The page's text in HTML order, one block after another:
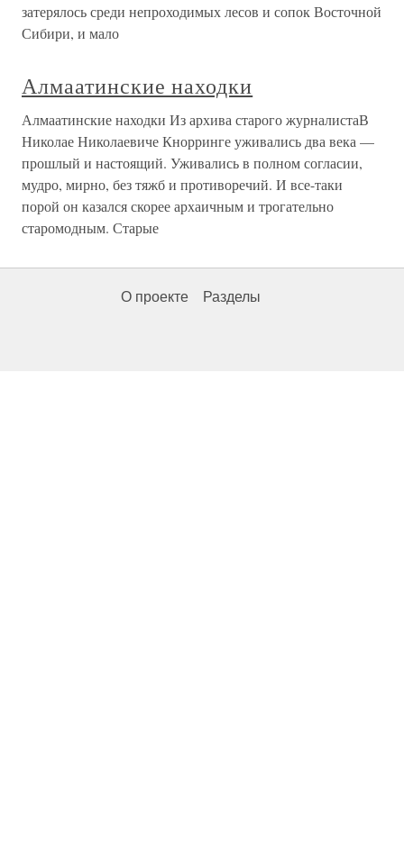
затерялось среди непроходимых лесов и сопок Восточной
Сибири, и мало
Алмаатинские находки
Алмаатинские находки Из архива старого журналистаВ
Николае Николаевиче Кнорринге уживались два века —
прошлый и настоящий. Уживались в полном согласии,
мудро, мирно, без тяжб и противоречий. И все-таки
порой он казался скорее архаичным и трогательно
старомодным. Старые
О проекте Разделы